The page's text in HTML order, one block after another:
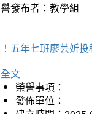
發布者：教學組
五年七班廖芸妡
文
榮譽事項：
發佈單位：